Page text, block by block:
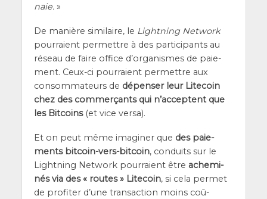
naie.»
De manière simi­laire, le Light­ning Net­work
pour­raient per­mettre à des par­ti­ci­pants au
réseau de faire office d’or­ga­nismes de paie­
ment. Ceux-ci pour­raient per­mettre aux
consom­ma­teurs de dépen­ser leur Lite­coin
chez des com­mer­çants qui n’ac­ceptent que
les Bit­coins(et vice versa).
Et on peut même ima­gi­ner que des paie­
ments bit­coin-vers-bit­coin, conduits sur le
Light­ning Net­work pour­raient être ache­mi­
nés via des « routes » Lite­coin, si cela per­met
de pro­fi­ter d’une tran­sac­tion moins coû­